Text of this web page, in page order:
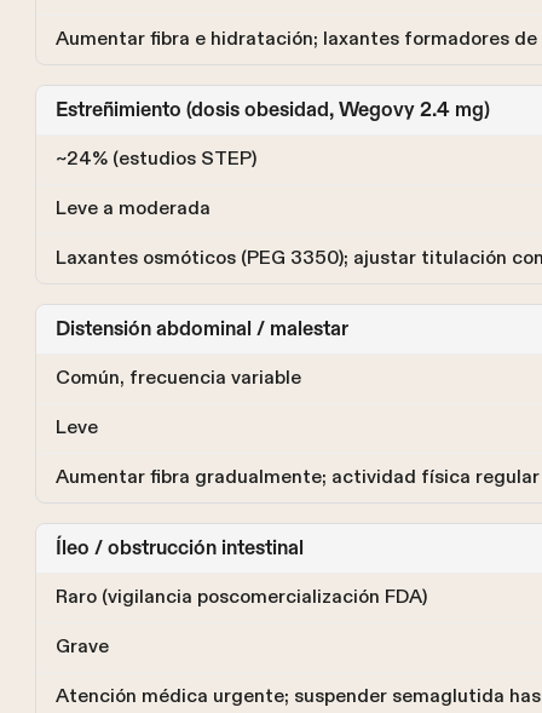
Aumentar fibra e hidratación; laxantes formadores de
Estreñimiento (dosis obesidad, Wegovy 2.4 mg)
~24% (estudios STEP)
Leve a moderada
Laxantes osmóticos (PEG 3350); ajustar titulación
Distensión abdominal / malestar
Común, frecuencia variable
Leve
Aumentar fibra gradualmente; actividad física regular
Íleo / obstrucción intestinal
Raro (vigilancia poscomercialización FDA)
Grave
Atención médica urgente; suspender semaglutida